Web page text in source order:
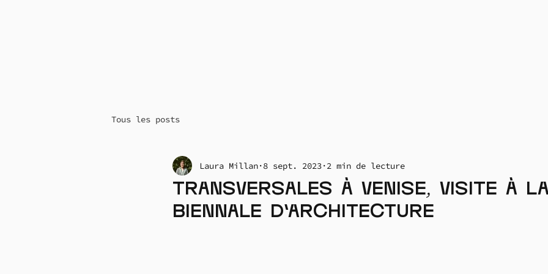
Tous les posts
Transversales à Venise, visite à
Biennale d’Architecture
Laura Millan 8 sept. 2023 2 min de lecture